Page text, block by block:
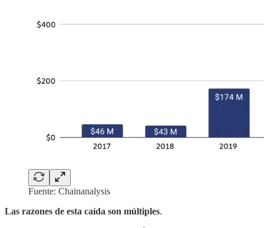
Fuente: Chainanalysis
Las razones de esta caída son múltiples.